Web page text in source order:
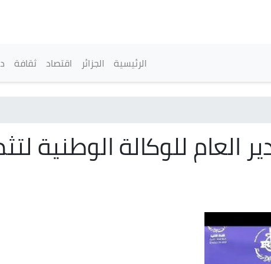
القائمة الرئيسية
الرئيسية الجزائر اقتصاد ثقافة
العام للوكالة الوطنية